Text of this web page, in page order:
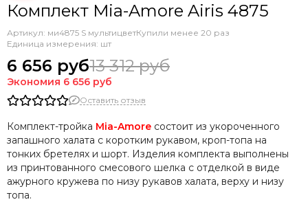
Комплект Mia-Amore Airis 4875
Артикул: ми4875 S мультицветКупили менее 20 раз
Единица измерения: шт
6 656 руб13 312 руб
Экономия 6 656 руб
Оставить отзыв
Комплект-тройка Mia-Amore состоит из укороченного
запашного халата с коротким рукавом, кроп-топа на
тонких бретелях и шорт. Изделия комплекта выполнены
из принтованного смесового шелка с отделкой в виде
ажурного кружева по низу рукавов халата, верху и низу
топа.